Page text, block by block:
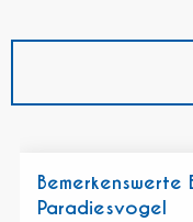
Paradiesvogel